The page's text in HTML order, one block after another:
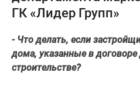
Специальные
Коммерческие
помещения
Продавцы
ГК «Лидер Групп»
- Что делать, если
дома, указанные в договоре
строительстве?